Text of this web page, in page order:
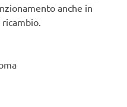
anche in